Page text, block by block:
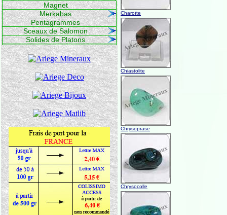
Magnet
Merkabas
Pentagrammes
Sceaux de Salomon
Solides de Platons
Charoïte
Chiastolite
Chrysoprase
Chrysocolle